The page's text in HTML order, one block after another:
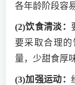
各年龄阶段容
(2)饮食清淡：
要采取合理
量，少甜食厚
(3)加强运动：